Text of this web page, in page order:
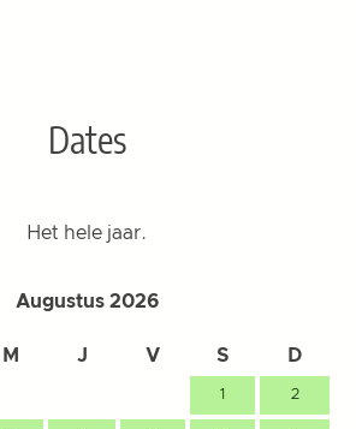
Dates
Het hele jaar.
Augustus 2026
M J V S D
1 2